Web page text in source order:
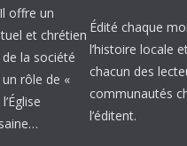
offre un
et chrétien
la société
un rôle de «
Édité chaque
l’histoire locale
chacun des
communautés
l’éditent.